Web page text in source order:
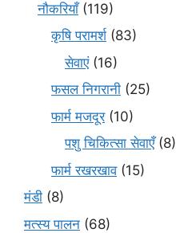
नौकरियाँ(119)
कृषि परामर्श(83)
सेवाएं(16)
फसल निगरानी (25)
फार्म मजदूर(10)
पशु चिकित्सा सेवाएँ(8)
फार्म रखरखाव(15)
मंडी (8)
मत्स्य पालन (68)